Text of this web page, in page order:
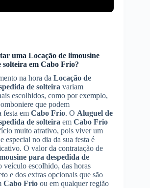
uma Locação de limousine
solteira em Cabo Frio?
na hora da Locação de
de solteira variam
escolhidos, como por exemplo,
que podem
festa em Cabo Frio. O Aluguel de
de solteira em Cabo Frio
muito atrativo, pois viver um
especial no dia da sua festa é
O valor da contratação de
para despedida de
veículo escolhido, das horas
e dos extras opcionais que são
Cabo Frio ou em qualquer região